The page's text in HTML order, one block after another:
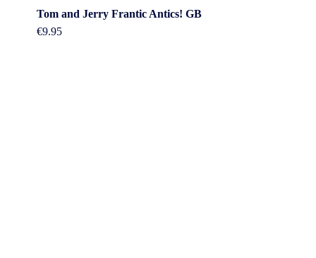
Tom and Jerry Frantic Antics! GB
€9.95